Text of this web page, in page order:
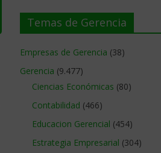
Temas de Gerencia
Empresas de Gerencia (38)
Gerencia (9.477)
Ciencias Económicas (80)
Contabilidad (466)
Educacion Gerencial (454)
Estrategia Empresarial (304)